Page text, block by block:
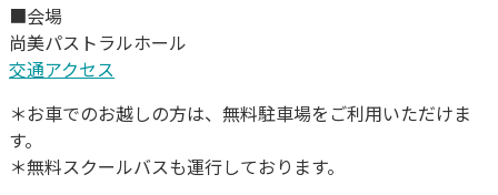
■会場
尚美パストラルホール
交通アクセス
＊お車でのお越しの方は、無料駐車場をご利用いただけま
す。
＊無料スクールバスも運行しております。